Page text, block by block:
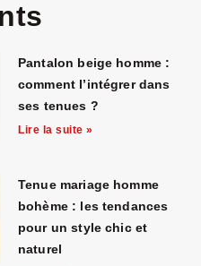
Pantalon beige homme :
comment l’intégrer dans
ses tenues ?
Lire la suite »
Tenue mariage homme
bohème : les tendances
pour un style chic et
naturel